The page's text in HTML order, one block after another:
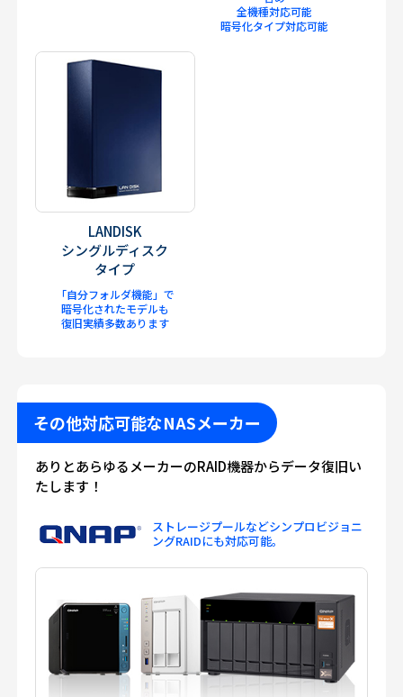
全機種対応可能
暗号化タイプ対応可能
LANDISK
シングルディスク
タイプ
「自分フォルダ機能」で
暗号化されたモデルも
復旧実績多数あります
その他対応可能なNASメーカー
ありとあらゆるメーカーのRAID機器からデータ復旧い
たします！
ストレージプールなどシンプロビジョニ
ングRAIDにも対応可能。